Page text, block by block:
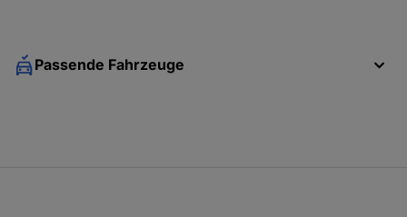
MERCEDES-BENZ C-KLASSE T-Model (S202)
C 200
Passende Fahrzeuge